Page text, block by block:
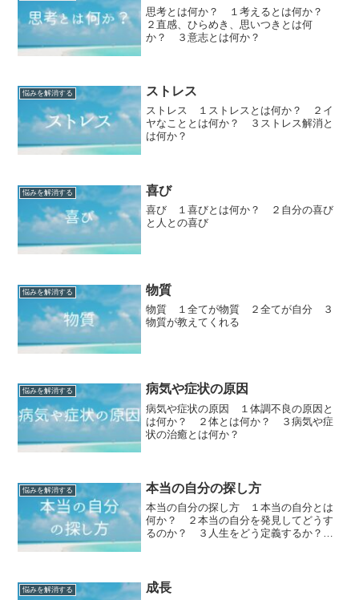
思考とは何か？ １考えるとは何か？
２直感、ひらめき、思いつきとは何
か？ ３意志とは何か？
悩みを解消する ストレス
ストレス １ストレスとは何か？ ２イ
ヤなこととは何か？ ３ストレス解消と
は何か？
悩みを解消する 喜び
喜び １喜びとは何か？ ２自分の喜び
と人との喜び
悩みを解消する 物質
物質 １全てが物質 ２全てが自分 ３
物質が教えてくれる
悩みを解消する 病気や症状の原因
病気や症状の原因 １体調不良の原因と
は何か？ ２体とは何か？ ３病気や症
状の治癒とは何か？
悩みを解消する 本当の自分の探し方
本当の自分の探し方 １本当の自分とは
何か？ ２本当の自分を発見してどうす
るのか？ ３人生をどう定義するか？
悩みを解消する 成長